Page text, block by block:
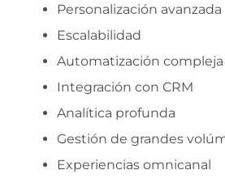
Personalización avanzada
Escalabilidad
Automatización compleja
Integración con CRM
Analítica profunda
Gestión de grandes
Experiencias omnicanal